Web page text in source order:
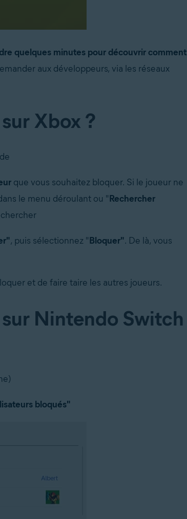
quelques minutes pour découvrir comment
aux développeurs, via les réseaux
Xbox ?
que vous souhaitez bloquer. Si le joueur ne
le menu déroulant ou "Rechercher
, puis sélectionnez "Bloquer". De là, vous
et de faire taire les autres joueurs.
Nintendo Switch
bloqués"